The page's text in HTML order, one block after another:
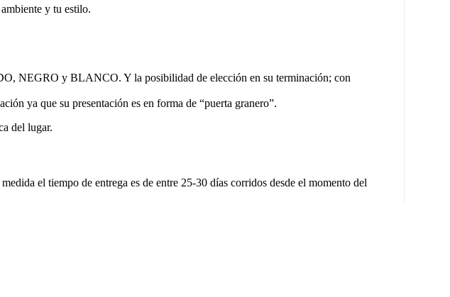
y tu estilo.
NEGRO y BLANCO. Y la posibilidad de elección en su terminación; con
ya que su presentación es en forma de “puerta granero”.
del lugar.
el tiempo de entrega es de entre 25-30 días corridos desde el momento del